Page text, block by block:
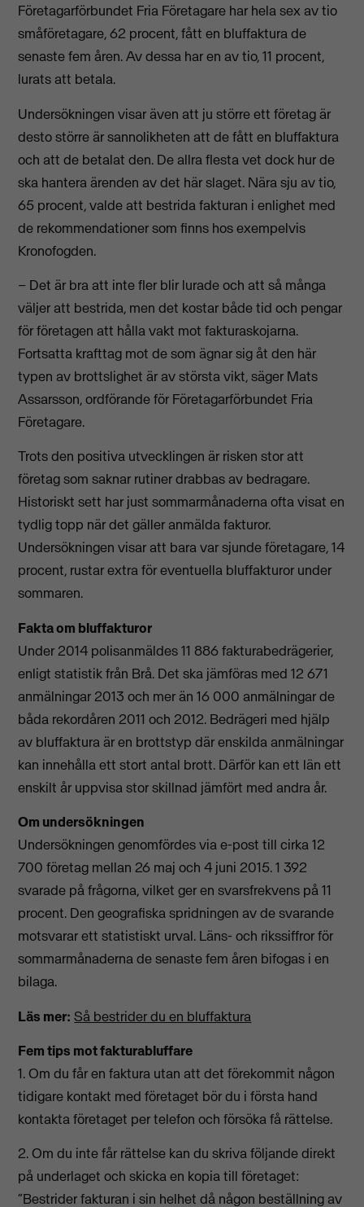
Företagarförbundet Fria Företagare har hela sex av tio
småföretagare, 62 procent, fått en bluffaktura de
senaste fem åren. Av dessa har en av tio, 11 procent,
lurats att betala.
Undersökningen visar även att ju större ett företag är
desto större är sannolikheten att de fått en bluffaktura
och att de betalat den. De allra flesta vet dock hur de
ska hantera ärenden av det här slaget. Nära sju av tio,
65 procent, valde att bestrida fakturan i enlighet med
de rekommendationer som finns hos exempelvis
Kronofogden.
– Det är bra att inte fler blir lurade och att så många
väljer att bestrida, men det kostar både tid och pengar
för företagen att hålla vakt mot fakturaskojarna.
Fortsatta krafttag mot de som ägnar sig åt den här
typen av brottslighet är av största vikt, säger Mats
Assarsson, ordförande för Företagarförbundet Fria
Företagare.
Trots den positiva utvecklingen är risken stor att
företag som saknar rutiner drabbas av bedragare.
Historiskt sett har just sommarmånaderna ofta visat en
tydlig topp när det gäller anmälda fakturor.
Undersökningen visar att bara var sjunde företagare, 14
procent, rustar extra för eventuella bluffakturor under
sommaren.
Fakta om bluffakturor
Under 2014 polisanmäldes 11 886 fakturabedrägerier,
enligt statistik från Brå. Det ska jämföras med 12 671
anmälningar 2013 och mer än 16 000 anmälningar de
båda rekordåren 2011 och 2012. Bedrägeri med hjälp
av bluffaktura är en brottstyp där enskilda anmälningar
kan innehålla ett stort antal brott. Därför kan ett län ett
enskilt år uppvisa stor skillnad jämfört med andra år.
Om undersökningen
Undersökningen genomfördes via e-post till cirka 12
700 företag mellan 26 maj och 4 juni 2015. 1 392
svarade på frågorna, vilket ger en svarsfrekvens på 11
procent. Den geografiska spridningen av de svarande
motsvarar ett statistiskt urval. Läns- och rikssiffror för
sommarmånaderna de senaste fem åren bifogas i en
bilaga.
Läs mer: Så bestrider du en bluffaktura
Fem tips mot fakturabluffare
1. Om du får en faktura utan att det förekommit någon
tidigare kontakt med företaget bör du i första hand
kontakta företaget per telefon och försöka få rättelse.
2. Om du inte får rättelse kan du skriva följande direkt
på underlaget och skicka en kopia till företaget:
”Bestrider fakturan i sin helhet då någon beställning av